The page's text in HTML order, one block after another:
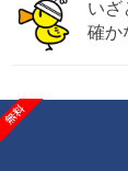
いざ
確か